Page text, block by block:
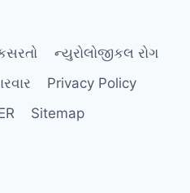
ન્યુરોલોજીકલ રોગ
Privacy Policy
Sitemap